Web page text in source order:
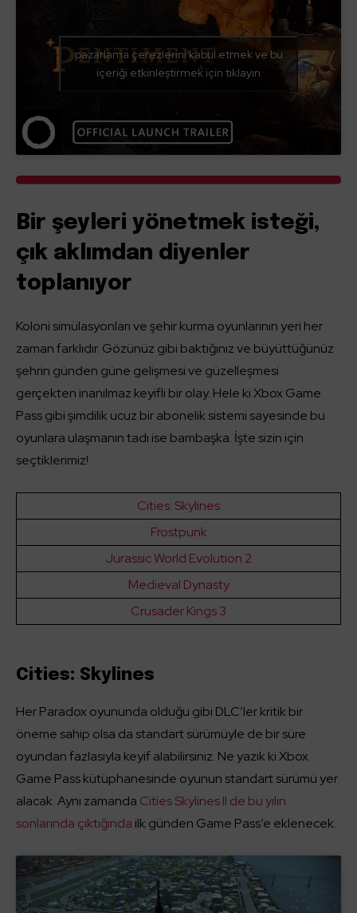
pazarlama çerezlerini kabul etmek ve bu
içeriği etkinleştirmek için tıklayın
Bir şeyleri yönetmek isteği,
çık aklımdan diyenler
toplanıyor
Koloni simülasyonları ve şehir kurma oyunlarının yeri her
zaman farklıdır. Gözünüz gibi baktığınız ve büyüttüğünüz
şehrin günden güne gelişmesi ve güzelleşmesi
gerçekten inanılmaz keyifli bir olay. Hele ki Xbox Game
Pass gibi şimdilik ucuz bir abonelik sistemi sayesinde bu
oyunlara ulaşmanın tadı ise bambaşka. İşte sizin için
seçtiklerimiz!
Cities: Skylines
Frostpunk
Jurassic World Evolution 2
Medieval Dynasty
Crusader Kings 3
Cities: Skylines
Her Paradox oyununda olduğu gibi DLC’ler kritik bir
öneme sahip olsa da standart sürümüyle de bir süre
oyundan fazlasıyla keyif alabilirsiniz. Ne yazık ki Xbox
Game Pass kütüphanesinde oyunun standart sürümü yer
alacak. Aynı zamanda Cities Skylines II de bu yılın
sonlarında çıktığında ilk günden Game Pass’e eklenecek.